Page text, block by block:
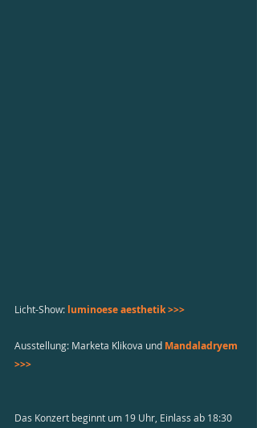
Licht-Show: luminoese aesthetik >>>
Ausstellung: Marketa Klikova und Mandaladryem
>>>
Das Konzert beginnt um 19 Uhr, Einlass ab 18:30